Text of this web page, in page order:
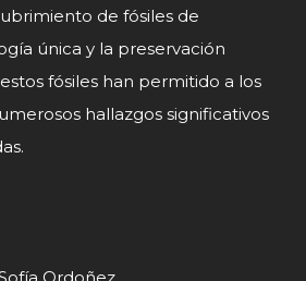
de fósiles de
única y la preservación
fósiles han permitido a los
hallazgos significativos